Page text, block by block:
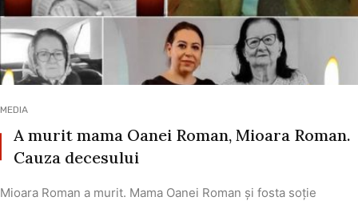
MEDIA
A murit mama Oanei Roman, Mioara Roman.
Cauza decesului
Mioara Roman a murit. Mama Oanei Roman și fosta soție